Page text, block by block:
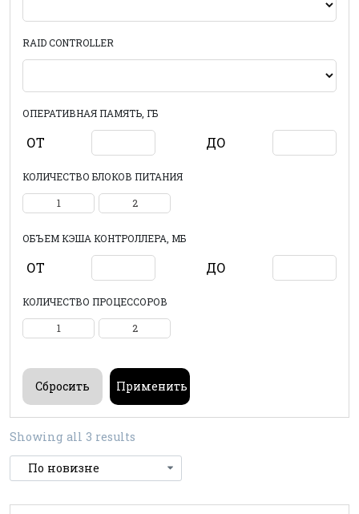
RAID CONTROLLER
ОПЕРАТИВНАЯ ПАМЯТЬ, ГБ
ОТ ДО
КОЛИЧЕСТВО БЛОКОВ ПИТАНИЯ
1 2
ОБЪЕМ КЭША КОНТРОЛЛЕРА, МБ
ОТ ДО
КОЛИЧЕСТВО ПРОЦЕССОРОВ
1 2
Showing all 3 results